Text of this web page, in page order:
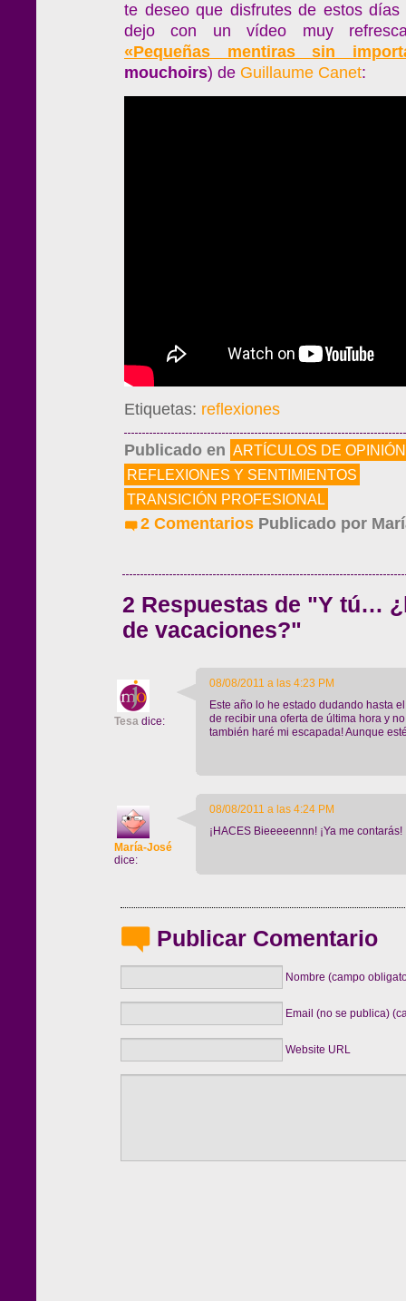
te deseo que disfrutes de estos
dejo con un vídeo muy
«Pequeñas mentiras sin
mouchoirs) de Guillaume Canet:
Etiquetas: reflexiones
Publicado en ARTÍCULOS DE OPINIÓN
REFLEXIONES Y SENTIMIENTOS
TRANSICIÓN PROFESIONAL
2 Comentarios Publicado por
2 Respuestas de "Y tú…
de vacaciones?"
Tesa dice:
08/08/2011 a las 4:23 PM
Este año lo he estado dudando hasta
de recibir una oferta de última hora y
también haré mi escapada! Aunque
María-José
dice:
08/08/2011 a las 4:24 PM
¡HACES Bieeeeennn! ¡Ya me contarás!
Publicar Comentario
Nombre (campo
Email (no se publica)
Website URL